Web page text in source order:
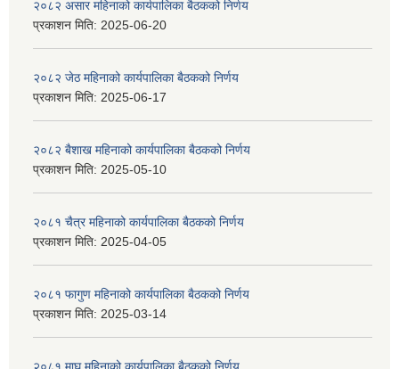
२०८२ असार महिनाको कार्यपालिका बैठकको निर्णय
प्रकाशन मिति: 2025-06-20
२०८२ जेठ महिनाको कार्यपालिका बैठकको निर्णय
प्रकाशन मिति: 2025-06-17
२०८२ बैशाख महिनाको कार्यपालिका बैठकको निर्णय
प्रकाशन मिति: 2025-05-10
२०८१ चैत्र महिनाको कार्यपालिका बैठकको निर्णय
प्रकाशन मिति: 2025-04-05
२०८१ फागुण महिनाको कार्यपालिका बैठकको निर्णय
प्रकाशन मिति: 2025-03-14